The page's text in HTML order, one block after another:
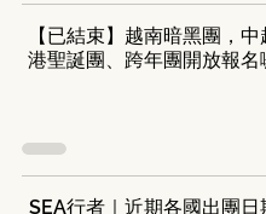
【已結束】越南暗黑團，中
港聖誕團、跨年團開放報名
SEA行者｜近期各國出團日